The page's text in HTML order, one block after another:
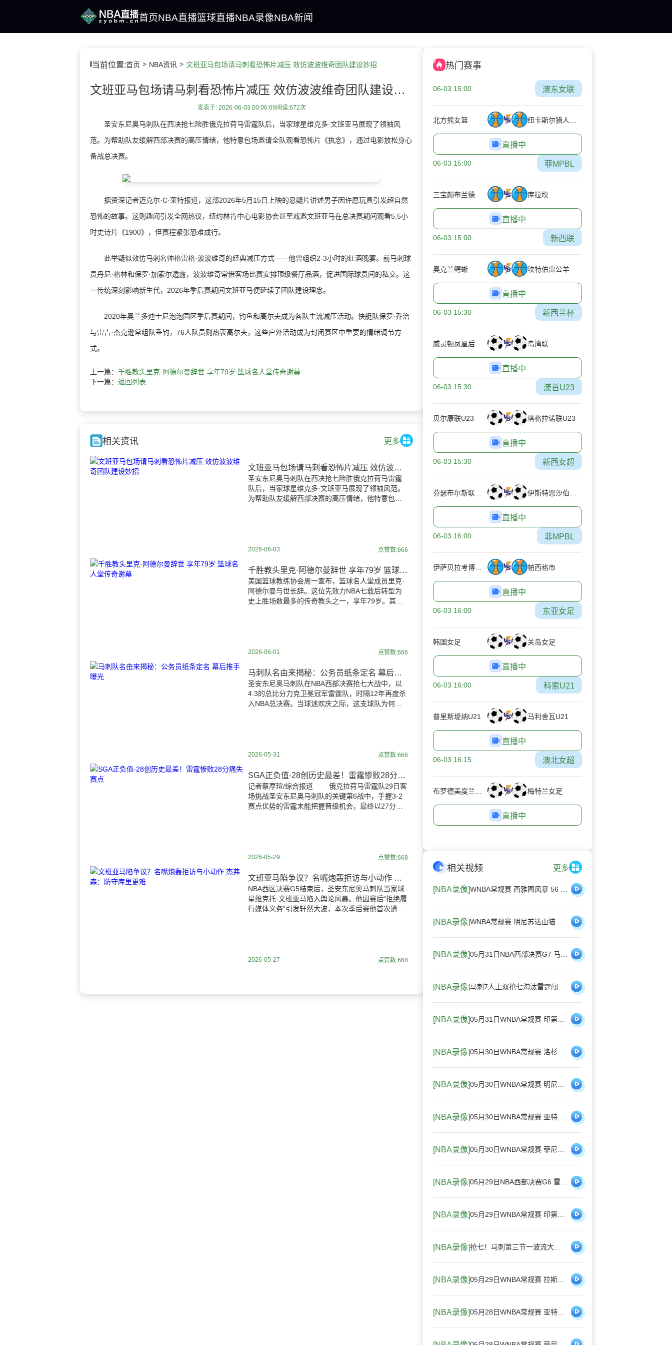
首页NBA直播篮球直播NBA录像NBA新闻
当前位置:首页 NBA资讯 文班亚马包场请马刺看恐怖片减压 效仿波波维奇团队建设妙招
文班亚马包场请马刺看恐怖片减压 效仿波波维奇团队建设妙招
发表于: 2026-06-03 00:06:09阅读:672次
圣安东尼奥马刺队在西决抢七险胜俄克拉荷马雷霆队后，当家球星维克多·文班亚马展现了领袖风
范。为帮助队友缓解西部决赛的高压情绪，他特意包场邀请全队观看恐怖片《执念》，通过电影放松身心
备战总决赛。
据资深记者迈克尔·C·莱特报道，这部2026年5月15日上映的悬疑片讲述男子因许愿玩具引发超自然
恐怖的故事。这则趣闻引发全网热议，纽约林肯中心电影协会甚至戏邀文班亚马在总决赛期间观看5.5小
时史诗片《1900》，但赛程紧张恐难成行。
此举疑似效仿马刺名帅格雷格·波波维奇的经典减压方式——他曾组织2-3小时的红酒晚宴。前马刺球
员丹尼·格林和保罗·加索尔透露，波波维奇常借客场比赛安排顶级餐厅品酒，促进国际球员间的私交。这
一传统深刻影响新生代，2026年季后赛期间文班亚马便延续了团队建设理念。
2020年奥兰多迪士尼泡泡园区季后赛期间，钓鱼和高尔夫成为各队主流减压活动。快艇队保罗·乔治
与雷吉·杰克逊常组队垂钓，76人队员则热衷高尔夫，这些户外活动成为封闭赛区中重要的情绪调节方
式。
上一篇： 千胜教头里克·阿德尔曼辞世 享年79岁 篮球名人堂传奇谢幕
下一篇： 返回列表
相关资讯 更多
文班亚马包场请马刺看恐怖片减压 效仿波波维奇团队建设妙招
圣安东尼奥马刺队在西决抢七险胜俄克拉荷马雷霆
队后，当家球星维克多·文班亚马展现了领袖风范。
为帮助队友缓解西部决赛的高压情绪，他特意包场
2026-06-03 点赞数:666
千胜教头里克·阿德尔曼辞世 享年79岁 篮球名人堂传奇谢幕
美国篮球教练协会周一宣布，篮球名人堂成员里克·
阿德尔曼与世长辞。这位先效力NBA七载后转型为
史上胜场数最多的传奇教头之一，享年79岁。其子
2026-06-01 点赞数:666
马刺队名由来揭秘：公务员纸条定名 幕后推手曝光
圣安东尼奥马刺队在NBA西部决赛抢七大战中，以
4:3的总比分力克卫冕冠军雷霆队，时隔12年再度杀
入NBA总决赛。当球迷欢庆之际，这支球队为何名
2026-05-31 点赞数:666
SGA正负值-28创历史最差！雷霆惨败28分痛失赛点
记者蔡厚瑄/综合报道 俄克拉荷马雷霆队29日客
场挑战圣安东尼奥马刺队的关键第6战中，手握3-2
赛点优势的雷霆未能把握晋级机会，最终以27分劣
2026-05-29 点赞数:668
文班亚马陷争议？名嘴炮轰拒访与小动作 杰弗森：防守库里更难
NBA西区决赛G5结束后，圣安东尼奥马刺队当家球
星维克托·文班亚马陷入舆论风暴。他因赛后“拒绝履
行媒体义务”引发轩然大波，本次季后赛他首次遭遇
2026-05-27 点赞数:668
热门赛事
06-03 15:00 澳东女联
北方熊女篮
直播中
06-03 15:00 菲MPBL
三宝颜布兰德 库拉坎
直播中
06-03 15:00 新西联
奥克兰鳄蜥 坎特伯雷公羊
直播中
06-03 15:30 新西兰杯
岛湾联
直播中
06-03 15:30 澳首U23
贝尔康联U23 塔格拉诺联U23
直播中
06-03 15:30 新西女超
直播中
06-03 16:00 菲MPBL
帕西格市
直播中
06-03 16:00 东亚女足
韩国女足 关岛女足
直播中
06-03 16:00 科索U21
普里斯堤纳U21 马利舍瓦U21
直播中
06-03 16:15 澳北女超
梅特兰女足
直播中
相关视频 更多
[NBA录像]
[NBA录像]
[NBA录像]
[NBA录像]
[NBA录像]
[NBA录像]
[NBA录像]
[NBA录像]
[NBA录像]
[NBA录像]
[NBA录像]
[NBA录像]
[NBA录像]
[NBA录像]